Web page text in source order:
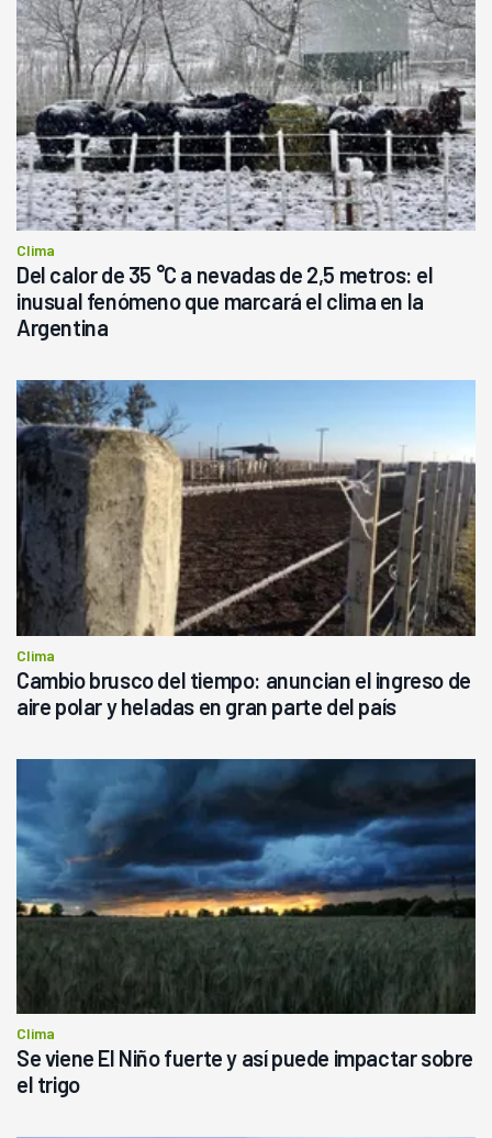
Clima
Del calor de 35 °C a nevadas de 2,5 metros: el
inusual fenómeno que marcará el clima en la
Argentina
Clima
Cambio brusco del tiempo: anuncian el ingreso de
aire polar y heladas en gran parte del país
Clima
Se viene El Niño fuerte y así puede impactar sobre
el trigo